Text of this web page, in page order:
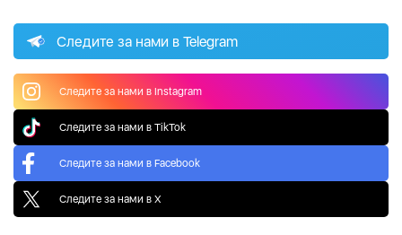
Следите за нами в Telegram
Следите за нами в Instagram
Следите за нами в TikTok
Следите за нами в Facebook
Следите за нами в X